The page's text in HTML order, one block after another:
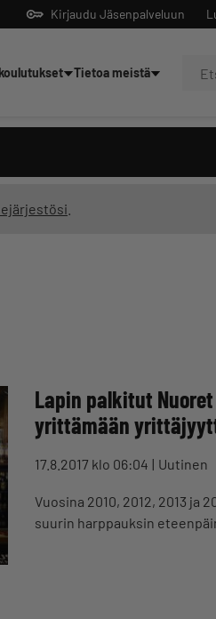
Kirjaudu Jäsenpalveluun
Tietoa meistä
Lapin palkitut
yrittämään
17.8.2017 klo 06:04 Uutinen
Vuosina 2010, 2012, 2013 ja
suurin harppauksin